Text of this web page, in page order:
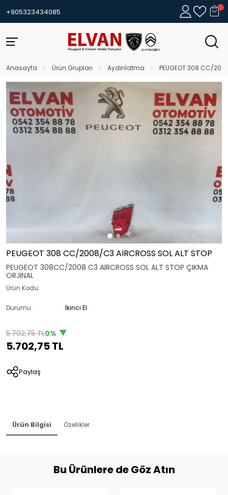
+905323434085
Anasayfa Ürün Grupları Aydınlatma PEUGEOT 308 CC/
PEUGEOT 308 CC/2008/C3 AİRCROSS SOL ALT STOP
PEUGEOT 308CC/2008 C3 AİRCROSS SOL ALT STOP ÇIKMA
ORJİNAL
Ürün Kodu:
Durumu: İkinci El
5.702,75 TL0%
5.702,75 TL
Paylaş
Ürün Bilgisi Özellikler
Bu Ürünlere de Göz Atın